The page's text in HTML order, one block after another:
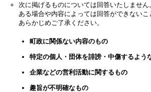
次に掲げるものについては回答いたしませ
ある場合や内容によっては回答ができないこ
あらかじめご了承ください。
町政に関係ない内容のもの
特定の個人・団体を誹謗・中傷するよう
企業などの営利活動に関するもの
趣旨が不明確なもの